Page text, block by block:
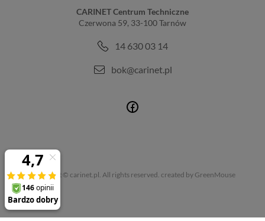
CARINET Centrum Techniczne
Czerwona 59, 33-100 Tarnów
14 630 03 14
bok@carinet.pl
Copyright © carinet.pl. All rights reserved. created by GreenMouse